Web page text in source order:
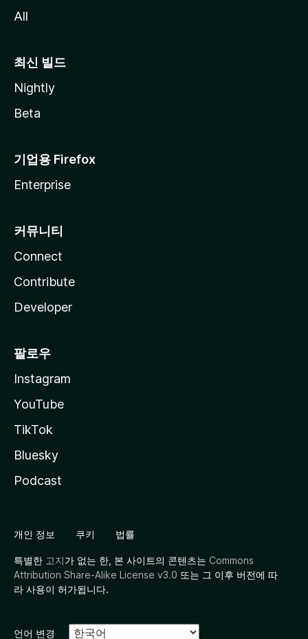
All
최신 빌드
Nightly
Beta
기업용 Firefox
Enterprise
커뮤니티
Connect
Contribute
Developer
팔로우
Instagram
YouTube
TikTok
Bluesky
Podcast
개인 정보 쿠키 법률
특별한 고지가 없는 한, 본 사이트의 콘텐츠는 Commons
Attribution Share-Alike License v3.0 또는 그 이후 버전에 따
라 사용이 허가됩니다.
언어 변경